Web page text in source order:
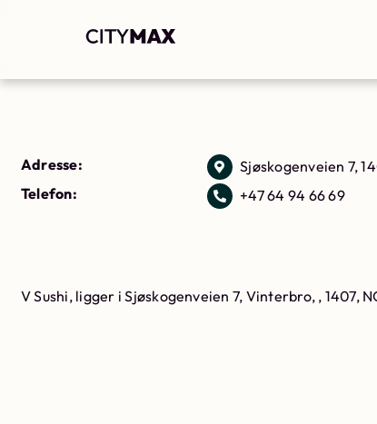
Adresse:
Sjøskogenveien 7,
Telefon:
+47 64 94 66 69
V Sushi, ligger i Sjøskogenveien 7, Vinterbro, , 1407,